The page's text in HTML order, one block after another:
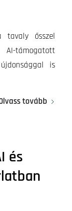
tavaly ősszel
támogatott
is
tovább
és